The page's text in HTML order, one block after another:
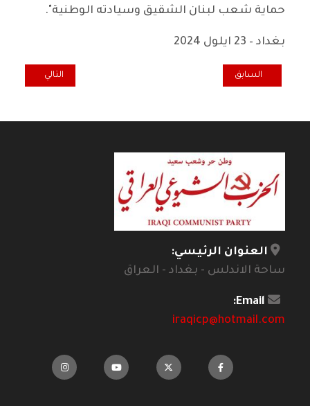
حماية شعب لبنان الشقيق وسيادته الوطنية".
بغداد – 23 ايلول 2024
المقال السابق: المحرر السياسي لطريق الشعب: دروس انتفاضة
السابق المقال التالي:
التالي
العنوان الرئيسي:
ساحة الاندلس - بغداد - العراق
Email:
iraqicp@hotmail.com